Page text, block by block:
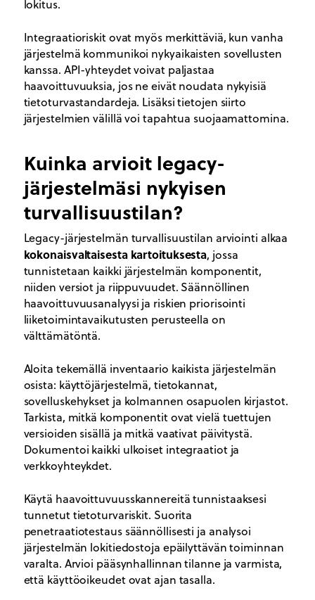
lokitus.
Integraatioriskit ovat myös merkittäviä, kun vanha
järjestelmä kommunikoi nykyaikaisten sovellusten
kanssa. API-yhteydet voivat paljastaa
haavoittuvuuksia, jos ne eivät noudata nykyisiä
tietoturvastandardeja. Lisäksi tietojen siirto
järjestelmien välillä voi tapahtua suojaamattomina.
Kuinka arvioit legacy-
järjestelmäsi nykyisen
turvallisuustilan?
Legacy-järjestelmän turvallisuustilan arviointi alkaa
kokonaisvaltaisesta kartoituksesta, jossa
tunnistetaan kaikki järjestelmän komponentit,
niiden versiot ja riippuvuudet. Säännöllinen
haavoittuvuusanalyysi ja riskien priorisointi
liiketoimintavaikutusten perusteella on
välttämätöntä.
Aloita tekemällä inventaario kaikista järjestelmän
osista: käyttöjärjestelmä, tietokannat,
sovelluskehykset ja kolmannen osapuolen kirjastot.
Tarkista, mitkä komponentit ovat vielä tuettujen
versioiden sisällä ja mitkä vaativat päivitystä.
Dokumentoi kaikki ulkoiset integraatiot ja
verkkoyhteykdet.
Käytä haavoittuvuusskannereitä tunnistaaksesi
tunnetut tietoturvariskit. Suorita
penetraatiotestaus säännöllisesti ja analysoi
järjestelmän lokitiedostoja epäilyttävän toiminnan
varalta. Arvioi pääsynhallinnan tilanne ja varmista,
että käyttöoikeudet ovat ajan tasalla.